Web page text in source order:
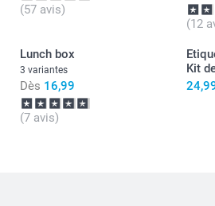
(57 avis)
(12
Lunch box
3 variantes
Dès 16,99
(7 avis)
Kit